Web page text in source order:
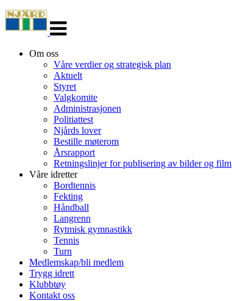
navigasjon
Om oss
Våre verdier og strategisk plan
Aktuelt
Styret
Valgkomite
Administrasjonen
Politiattest
Njårds lover
Bestille møterom
Årsrapport
Retningslinjer for publisering av bilder og film
Våre idretter
Bordtennis
Fekting
Håndball
Langrenn
Rytmisk gymnastikk
Tennis
Turn
Medlemskap/bli medlem
Trygg idrett
Klubbtøy
Kontakt oss